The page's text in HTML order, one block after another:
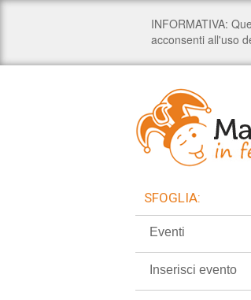
SFOGLIA:
Eventi
Inserisci evento